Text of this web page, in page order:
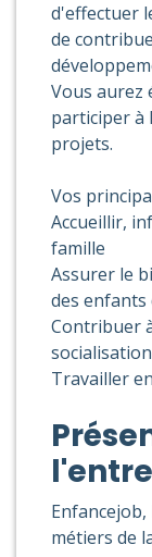
d'effectuer
de
Vous aurez
participer à
projets.
Vos
Accueillir,
famille
Assurer le
des
Contribuer
Travailler
métiers de